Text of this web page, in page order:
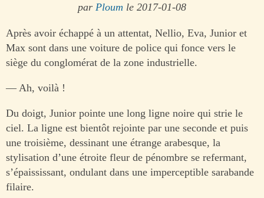
par Ploum le 2017-01-08
Après avoir échappé à un attentat, Nellio, Eva, Junior et
Max sont dans une voiture de police qui fonce vers le
siège du conglomérat de la zone industrielle.
— Ah, voilà !
Du doigt, Junior pointe une long ligne noire qui strie le
ciel. La ligne est bientôt rejointe par une seconde et puis
une troisième, dessinant une étrange arabesque, la
stylisation d’une étroite fleur de pénombre se refermant,
s’épaississant, ondulant dans une imperceptible sarabande
filaire.